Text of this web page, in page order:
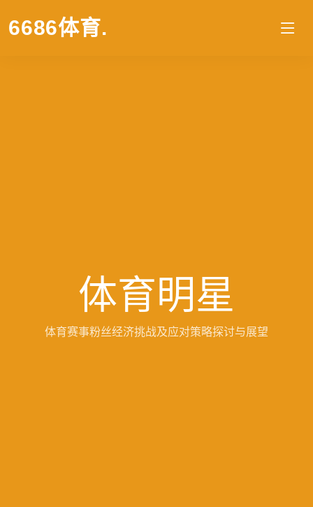
6686体育.
体育明星
体育赛事粉丝经济挑战及应对策略探讨与展望